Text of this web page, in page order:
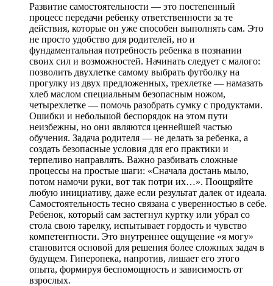
Развитие самостоятельности — это постепенный
процесс передачи ребенку ответственности за те
действия, которые он уже способен выполнять сам. Это
не просто удобство для родителей, но и
фундаментальная потребность ребенка в познании
своих сил и возможностей. Начинать следует с малого:
позволить двухлетке самому выбрать футболку на
прогулку из двух предложенных, трехлетке — намазать
хлеб маслом специальным безопасным ножом,
четырехлетке — помочь разобрать сумку с продуктами.
Ошибки и небольшой беспорядок на этом пути
неизбежны, но они являются ценнейшей частью
обучения. Задача родителя — не делать за ребенка, а
создать безопасные условия для его практики и
терпеливо направлять. Важно разбивать сложные
процессы на простые шаги: «Сначала достань мыло,
потом намочи руки, вот так потри их…». Поощряйте
любую инициативу, даже если результат далек от идеала.
Самостоятельность тесно связана с уверенностью в себе.
Ребенок, который сам застегнул куртку или убрал со
стола свою тарелку, испытывает гордость и чувство
компетентности. Это внутреннее ощущение «я могу»
становится основой для решения более сложных задач в
будущем. Гиперопека, напротив, лишает его этого
опыта, формируя беспомощность и зависимость от
взрослых.